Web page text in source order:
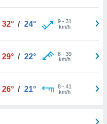
32° / 24° 9- 31
km/h
29° / 22° 8- 39
km/h
26° / 21° 8- 41
km/h